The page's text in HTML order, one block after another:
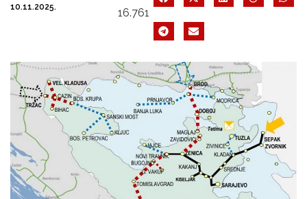
10.11.2025.
16.761